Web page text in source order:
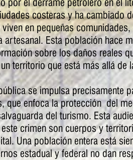
por el derrame petrolero en el
costeras y ha cambiado
en pequeñas
artesanal. Esta población hace
sobre los daños reales
territorio que está más allá de
se impulsa precisamente
que enfoca la protección del
del turismo. Esta
crimen son cuerpos y
Una población entera está
estadual y federal no dan